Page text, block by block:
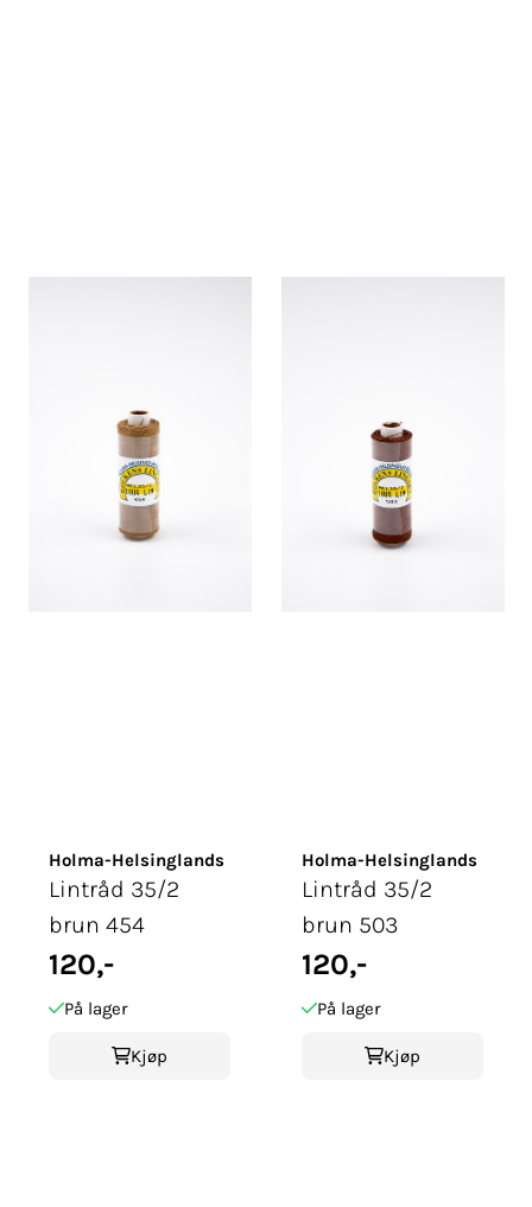
Holma-Helsinglands
Lintråd 35/2
brun 454
120,-
På lager
Kjøp
Holma-Helsinglands
Lintråd 35/2
brun 503
120,-
På lager
Kjøp